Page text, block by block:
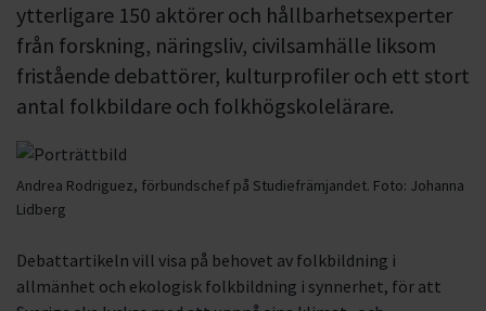
ytterligare 150 aktörer och hållbarhetsexperter
från forskning, näringsliv, civilsamhälle liksom
fristående debattörer, kulturprofiler och ett stort
antal folkbildare och folkhögskolelärare.
Andrea Rodriguez, förbundschef på Studiefrämjandet. Foto: Johanna
Lidberg
Debattartikeln vill visa på behovet av folkbildning i
allmänhet och ekologisk folkbildning i synnerhet, för att